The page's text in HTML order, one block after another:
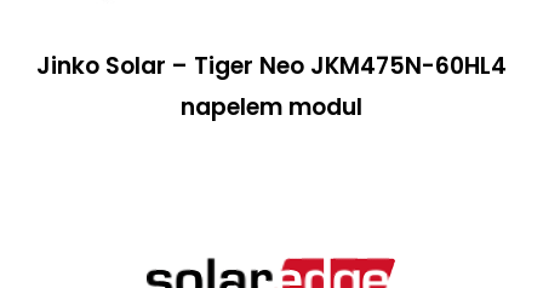
Jinko Solar – Tiger Neo JKM475N-60HL4
napelem modul